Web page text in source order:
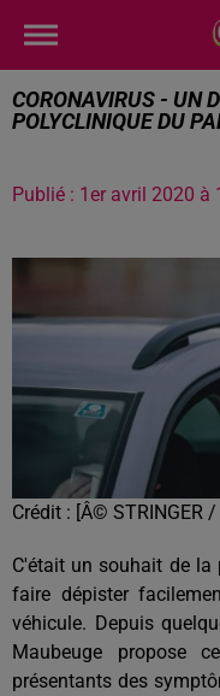
CORONAVIRUS - UN
POLYCLINIQUE DU
Publié : 1er avril 2020
Crédit : [Â© STRINGER
C'était un souhait de la
faire dépister
véhicule. Depuis
Maubeuge propose
présentants des